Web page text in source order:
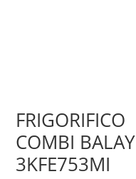
FRIGORIFICO
COMBI BALAY
3KFE753MI